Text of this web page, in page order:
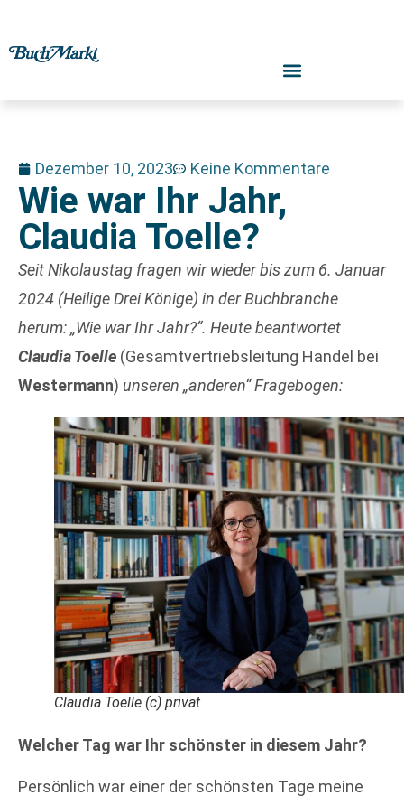
Dezember 10, 2023 Keine Kommentare
Wie war Ihr Jahr,
Claudia Toelle?
SeitNikolaustag fragen wir wieder bis zum 6. Januar
2024 (Heilige Drei Könige) in der Buchbranche
herum: „Wie war Ihr Jahr?“. Heute beantwortet
Claudia Toelle (Gesamtvertriebsleitung Handel bei
Westermann) unseren „anderen“ Fragebogen:
Claudia Toelle (c) privat
Welcher Tag war Ihr schönster in diesem Jahr?
Persönlich war einer der schönsten Tage meine